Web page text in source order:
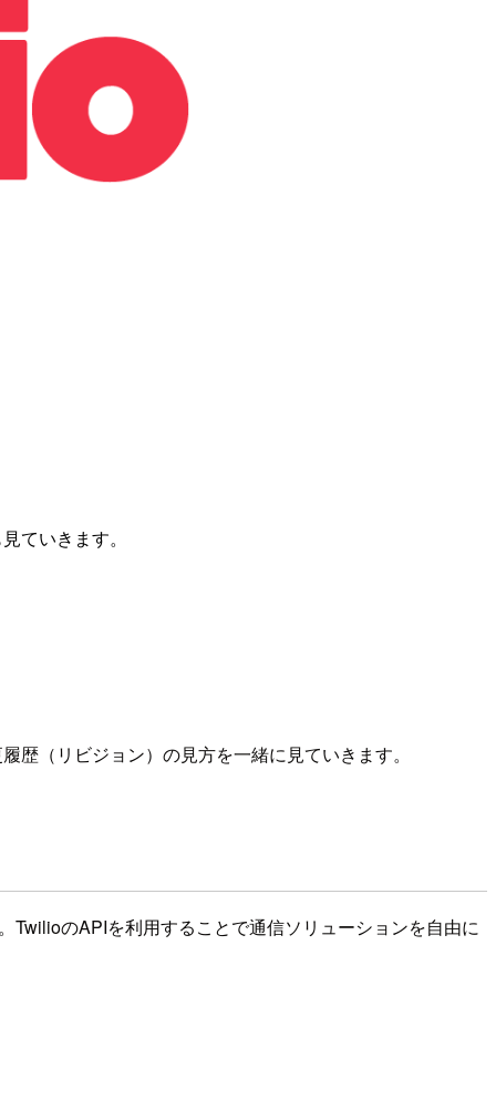
ていきます。
（リビジョン）の見方を一緒に見ていきます。
のAPIを利用することで通信ソリューションを自由に